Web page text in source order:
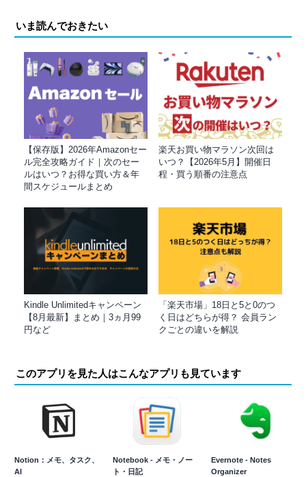
いま読んでおきたい
【保存版】2026年Amazonセー
ル完全攻略ガイド｜次のセー
ルはいつ？お得な買い方＆年
間スケジュールまとめ
楽天お買い物マラソン次回は
いつ？【2026年5月】開催日
程・買う順番の注意点
Kindle Unlimitedキャンペーン
【8月最新】まとめ｜3ヵ月99
円など
「楽天市場」18日と5と0のつ
く日はどちらが得？ 会員ラン
クごとの違いを解説
このアプリを見た人はこんなアプリも見ています
Notion：メモ、タスク、
AI
Notebook - メモ・ノー
ト・日記
Evernote - Notes
Organizer